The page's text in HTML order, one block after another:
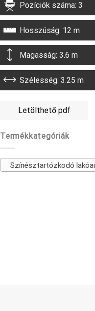
Pozíciók száma: 3
Hosszúság: 12 m
Magasság: 3.6 m
Szélesség: 3.25 m
Letölthető pdf
Termékkategóriák
Színésztartózkodó